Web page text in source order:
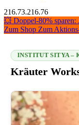
216.73.216.76
💥 Doppel-80% sparen:
Zum Shop Zum
INSTITUT SITYA –
Kräuter
216.73.216.76 2026-